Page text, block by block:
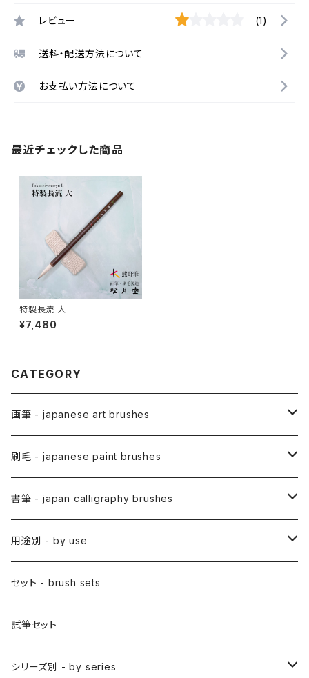
レビュー (1)
送料・配送方法について
お支払い方法について
最近チェックした商品
特製長流 大
¥7,480
CATEGORY
画筆 - japanese art brushes
アニメ用筆 / ANIME(draw anime)
アニメ用線描筆
アニメ用平筆
絵手紙用筆 / ETEGAMI (pic letter)
彩色筆 / SAISHIKI (color)
面相筆 / MENSO (line,detail)
削用筆 / SAKUYO (all-purpose)
隈取筆 / KUMADORI (blur,color)
刷毛 - japanese paint brushes
絵刷毛 / EBAKE (paint brushs)
日本画用絵刷毛
アニメ用絵刷毛
スリ込刷毛 / SURIKOMIBAKE (stencil)
差指刷毛 / SASHIBAKE (silk dyeing)
梵字筆 / BONJI-FUDE (sanskrit)
料理用刷毛 / RYORIBAKE(kitchen)
書筆 - japan calligraphy brushes
小筆
仮名用
禅シリーズ
用途別 - by use
日本画 - japanese-style painting
水墨画 - japanese ink paint/sumie
アニメ背景美術 - anime background art
セット - brush sets
試筆セット
シリーズ別 - by series